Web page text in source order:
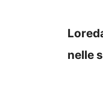
nelle